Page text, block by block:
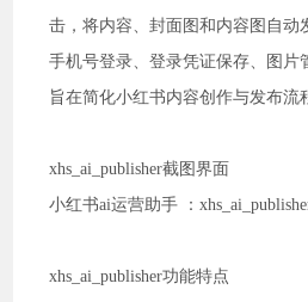
击，将内容、封面图和内容图自动
手机号登录、登录凭证保存、图片
旨在简化小红书内容创作与发布流
xhs_ai_publisher截图界面
小红书ai运营助手 ：
xhs_ai_publisher功能特点